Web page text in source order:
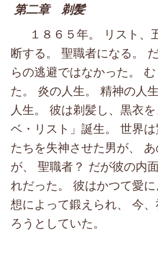
第二章 剃髪
１８６５年。 リスト、
断する。 聖職者になる。
らの逃避ではなかった。
た。 炎の人生。 精神の人
人生。 彼は剃髪し、黒衣
ベ・リスト」誕生。 世界
たちを失神させた男が、
が、 聖職者？ だが彼の内
れだった。 彼はかつて愛
想によって鍛えられ、 今
ろうとしていた。